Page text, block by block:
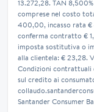
13.272,28. TAN
comprese nel costo
400,00, incasso rata €
conferma contratto €
imposta sostitutiva o
alla clientela: € 23,28.
Condizioni contrattuali
sul credito ai
Santander Consumer